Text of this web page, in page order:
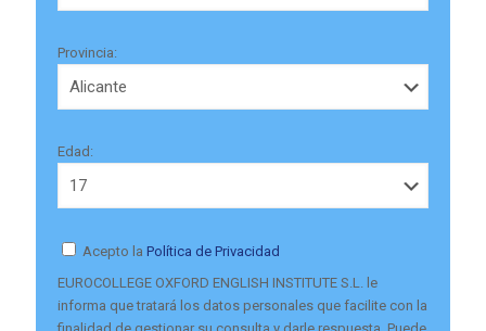
Provincia:
Edad:
Acepto la Política de Privacidad
EUROCOLLEGE OXFORD ENGLISH INSTITUTE S.L. le
informa que tratará los datos personales que facilite con la